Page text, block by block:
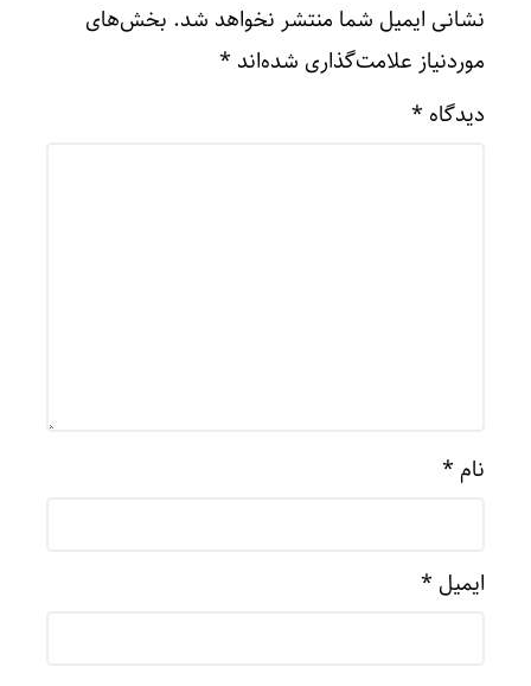
نشانی ایمیل شما منتشر نخواهد شد. بخش‌های
موردنیاز علامت‌گذاری شده‌اند *
دیدگاه *
نام *
ایمیل *